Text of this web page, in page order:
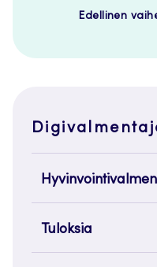
Edellinen
Tuloksia